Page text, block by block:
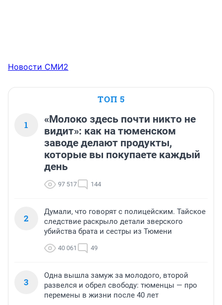
Новости СМИ2
ТОП 5
1
«Молоко здесь почти никто не
видит»: как на тюменском
заводе делают продукты,
которые вы покупаете каждый
день
97 517 144
2
Думали, что говорят с полицейским. Тайское
следствие раскрыло детали зверского
убийства брата и сестры из Тюмени
40 061 49
3
Одна вышла замуж за молодого, второй
развелся и обрел свободу: тюменцы — про
перемены в жизни после 40 лет